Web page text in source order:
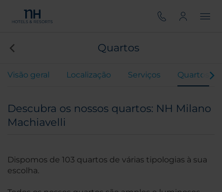
Quartos
Visão geral Localização Serviços Quartos
Descubra os nossos quartos: NH Milano
Machiavelli
Dispomos de 103 quartos de várias tipologias à sua
escolha.